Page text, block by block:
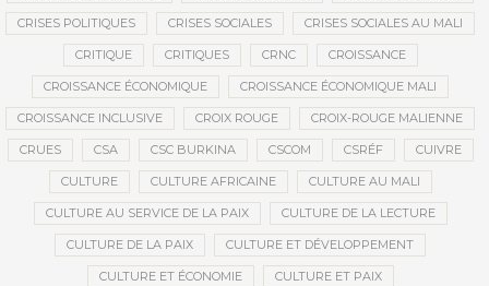
CRISES POLITIQUES CRISES SOCIALES CRISES SOCIALES AU MALI
CRITIQUE CRITIQUES CRNC CROISSANCE
CROISSANCE ÉCONOMIQUE CROISSANCE ÉCONOMIQUE MALI
CROISSANCE INCLUSIVE CROIX ROUGE CROIX-ROUGE MALIENNE
CRUES CSA CSC BURKINA CSCOM CSRÉF CUIVRE
CULTURE CULTURE AFRICAINE CULTURE AU MALI
CULTURE AU SERVICE DE LA PAIX CULTURE DE LA LECTURE
CULTURE DE LA PAIX CULTURE ET DÉVELOPPEMENT
CULTURE ET ÉCONOMIE CULTURE ET PAIX